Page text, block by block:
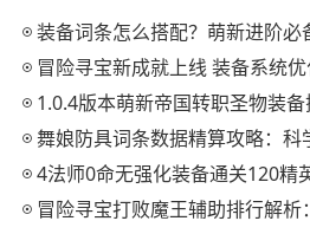
装备词条怎么搭配？萌新进阶必
冒险寻宝新成就上线 装备系统
1.0.4版本萌新帝国转职圣物装
舞娘防具词条数据精算攻略：科
4法师0命无强化装备通关120精
冒险寻宝打败魔王辅助排行解析